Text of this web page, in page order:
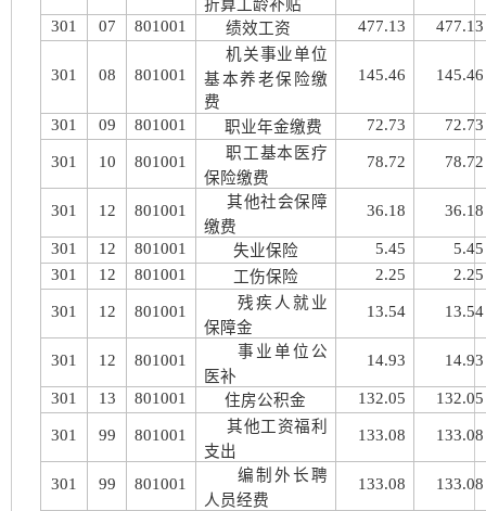
折算工龄补贴
301 07 801001 绩效工资 477.13 477.13
301 08 801001
机关事业单位
基本养老保险缴
费
145.46 145.46
301 09 801001 职业年金缴费 72.73 72.73
301 10 801001
职工基本医疗
保险缴费
78.72 78.72
301 12 801001
其他社会保障
缴费
36.18 36.18
301 12 801001 失业保险 5.45
5.45
301
12 801001 工伤保险 2.25 2.25
301 12 801001
残疾人就业
保障金
13.54 13.54
301 12 801001
事业单位公
医补
14.93 14.93
301 13 801001 住房公积金 132.05 132.05
301 99 801001
其他工资福利
支出
133.08 133.08
301 99 801001
编制外长聘
人员经费
133.08 133.08